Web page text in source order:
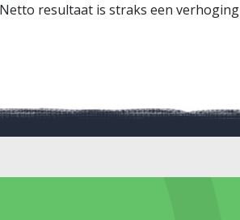
resultaat is straks een verhoging